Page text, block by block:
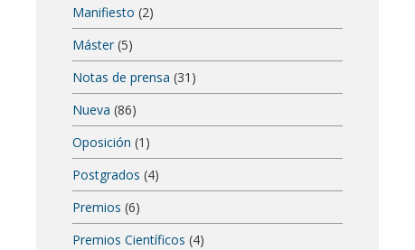
Manifiesto (2)
Máster(5)
Notas de prensa (31)
Nueva (86)
Oposición (1)
Postgrados (4)
Premios (6)
Premios Científicos (4)